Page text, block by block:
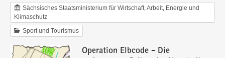
Sächsisches Staatsministerium für Wirtschaft, Arbeit, Energie und
Klimaschutz
Sport und Tourismus
Operation Elbcode - Die